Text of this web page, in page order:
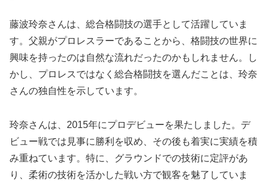
藤波玲奈さんは、総合格闘技の選手として活躍していま
す。父親がプロレスラーであることから、格闘技の世界に
興味を持ったのは自然な流れだったのかもしれません。し
かし、プロレスではなく総合格闘技を選んだことは、玲奈
さんの独自性を示しています。
玲奈さんは、2015年にプロデビューを果たしました。デ
ビュー戦では見事に勝利を収め、その後も着実に実績を積
み重ねています。特に、グラウンドでの技術に定評があ
り、柔術の技術を活かした戦い方で観客を魅了していま